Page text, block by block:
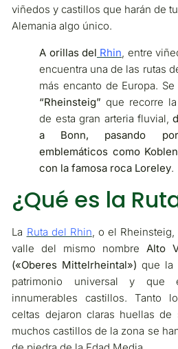
viñedos y castillos que harán de
Alemania algo único.
A orillas del Rhin , entre
encuentra una de las rutas
más encanto de Europa. Se
“Rheinsteig” que recorre
de esta gran arteria fluvial,
a Bonn, pasando
emblemáticos como
con la famosa roca Loreley.
¿Qué es la
La Ruta del Rhin , o el
valle del mismo nombre Alto
(«Oberes Mittelrheintal») que la
patrimonio universal y que
innumerables castillos. Tanto
celtas dejaron claras huellas
muchos castillos de la zona se